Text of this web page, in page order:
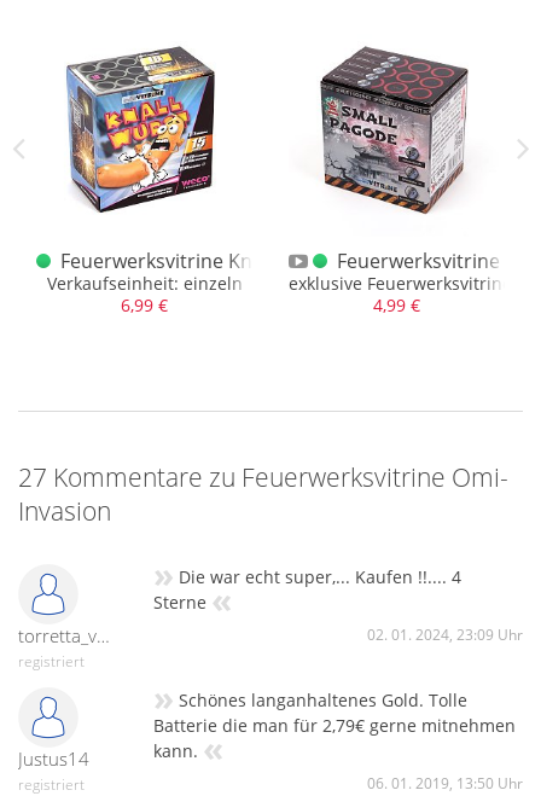
/ Remember / Verbotskiste P1 / T1 / F1
im Sortiment sind
Feuerwerksvitrine Knallwurst
Verkaufseinheit: einzeln
6,99 €
Feuerwerksvitrine
exklusive Feuerwerksvitrinen -
4,99 €
27 Kommentare zu Feuerwerksvitrine Omi-
Invasion
torretta_vending-31395
registriert
» Die war echt super,... Kaufen !!.... 4
Sterne «
02. 01. 2024, 23:09 Uhr
Justus14
registriert
» Schönes langanhaltenes Gold. Tolle
Batterie die man für 2,79€ gerne mitnehmen
kann. «
06. 01. 2019, 13:50 Uhr